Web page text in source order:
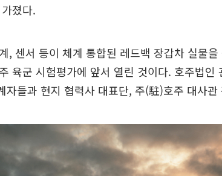
졌다.
, 센서 등이 체계 통합된 레드백 장갑차 실물
육군 시험평가에 앞서 열린 것이다. 호주법인
자들과 현지 협력사 대표단, 주(駐)호주 대사